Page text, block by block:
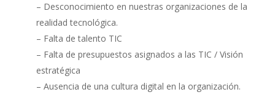
– Desconocimiento en nuestras organizaciones de la
realidad tecnológica.
– Falta de talento TIC
– Falta de presupuestos asignados a las TIC / Visión
estratégica
– Ausencia de una cultura digital en la organización.